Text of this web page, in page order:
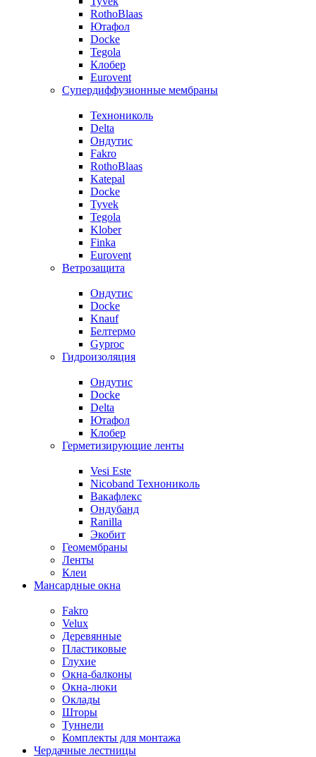
RothoBlaas
Ютафол
Docke
Tegola
Клобер
Eurovent
Супердиффузионные мембраны
Технониколь
Delta
Ондутис
Fakro
RothoBlaas
Katepal
Docke
Tyvek
Tegola
Klober
Finka
Eurovent
Ветрозащита
Ондутис
Docke
Knauf
Белтермо
Gyproc
Гидроизоляция
Ондутис
Docke
Delta
Ютафол
Клобер
Герметизирующие ленты
Vesi Este
Nicoband Технониколь
Вакафлекс
Ондубанд
Ranilla
Экобит
Геомембраны
Ленты
Клеи
Мансардные окна
Fakro
Velux
Деревянные
Пластиковые
Глухие
Окна-балконы
Окна-люки
Оклады
Шторы
Туннели
Комплекты для монтажа
Чердачные лестницы